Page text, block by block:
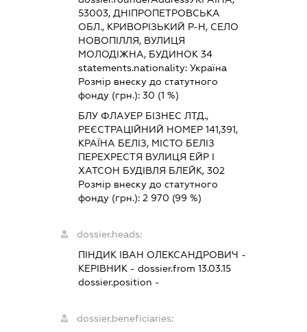
53003, ДНІПРОПЕТРОВСЬКА
ОБЛ., КРИВОРІЗЬКИЙ Р-Н, СЕЛО
НОВОПІЛЛЯ, ВУЛИЦЯ
МОЛОДІЖНА, БУДИНОК 34
statements.nationality: Україна
Розмір внеску до статутного
фонду (грн.): 30 (1 %)
БЛУ ФЛАУЕР БІЗНЕС ЛТД.,
РЕЄСТРАЦІЙНИЙ НОМЕР 141,391,
КРАЇНА БЕЛІЗ, МІСТО БЕЛІЗ
ПЕРЕХРЕСТЯ ВУЛИЦЯ ЕЙР І
ХАТСОН БУДІВЛЯ БЛЕЙК, 302
Розмір внеску до статутного
фонду (грн.): 2 970 (99 %)
dossier.heads:
ПІНДИК ІВАН ОЛЕКСАНДРОВИЧ -
КЕРІВНИК - dossier.from 13.03.15
dossier.position -
dossier.beneficiaries: